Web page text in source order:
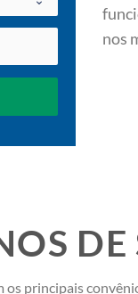
nos
DE
os principais